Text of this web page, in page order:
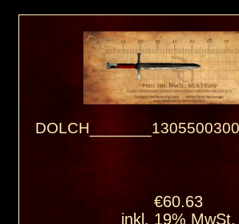
€60.63
inkl. 19% MwSt.